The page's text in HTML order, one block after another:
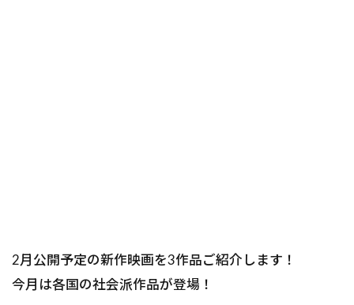
2月公開予定の新作映画を3作品ご紹介します！
今月は各国の社会派作品が登場！